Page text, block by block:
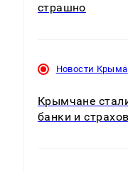
страшно
Новости Крыма
Крымчане
банки и